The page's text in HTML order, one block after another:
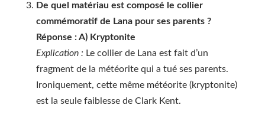
De quel matériau est composé le collier
commémoratif de Lana pour ses parents ?
Réponse : A) Kryptonite
Explication : Le collier de Lana est fait d’un
fragment de la météorite qui a tué ses parents.
Ironiquement, cette même météorite (kryptonite)
est la seule faiblesse de Clark Kent.